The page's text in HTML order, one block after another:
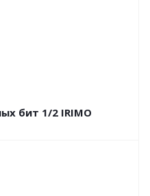
бит 1/2 IRIMO